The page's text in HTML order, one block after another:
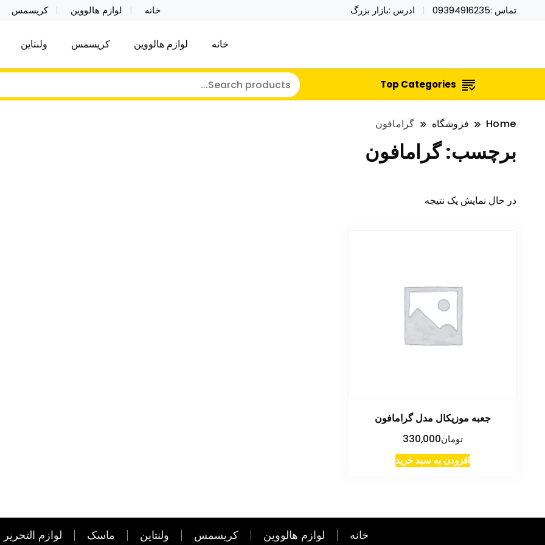
تماس :09394916235 ادرس :بازار بزرگ خانه لوازم هالووین کریسمس
نایکر توی فروش عمده لوازم هالووین ولن تاین کادویی کریسمس اکسسوری
خرید محصولات خاص فیجت اسباب بازی تراول ماگ نایکر توی فروش عمده لوازم هالووین ولن تاین کادویی
خانه لوازم هالووین کریسمس ولنتاین
Top Categories
Home فروشگاه گرامافون
برچسب:گرامافون
در حال نمایش یک نتیجه
جعبه موزیکال مدل گرامافون
تومان330,000
افزودن به سبد خرید
خانه لوازم هالووین کریسمس ولنتاین ماسک لوازم التحریر